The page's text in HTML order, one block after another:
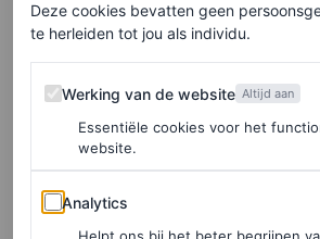
Deze cookies bevatten geen
te herleiden tot jou als individu.
Werking van de website
Werking van de website Altijd aan
Essentiële cookies voor het
website.
Analytics
Analytics